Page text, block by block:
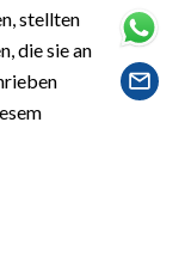
stellten
die sie an